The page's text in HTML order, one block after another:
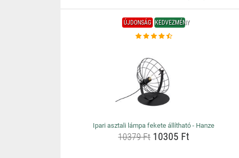
ÚJDONSÁG KEDVEZMÉNY
Ipari asztali lámpa fekete állítható - Hanze
10379 Ft10305 Ft